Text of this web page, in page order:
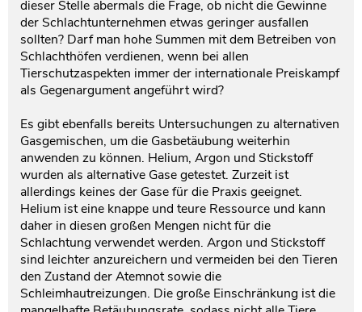
dieser Stelle abermals die Frage, ob nicht die Gewinne
der Schlachtunternehmen etwas geringer ausfallen
sollten? Darf man hohe Summen mit dem Betreiben von
Schlachthöfen verdienen, wenn bei allen
Tierschutzaspekten immer der internationale Preiskampf
als Gegenargument angeführt wird?
Es gibt ebenfalls bereits Untersuchungen zu alternativen
Gasgemischen, um die Gasbetäubung weiterhin
anwenden zu können. Helium, Argon und Stickstoff
wurden als alternative Gase getestet. Zurzeit ist
allerdings keines der Gase für die Praxis geeignet.
Helium ist eine knappe und teure Ressource und kann
daher in diesen großen Mengen nicht für die
Schlachtung verwendet werden. Argon und Stickstoff
sind leichter anzureichern und vermeiden bei den Tieren
den Zustand der Atemnot sowie die
Schleimhautreizungen. Die große Einschränkung ist die